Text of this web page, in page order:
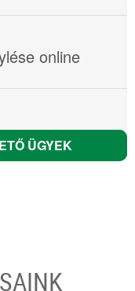
online
ÜGYEK